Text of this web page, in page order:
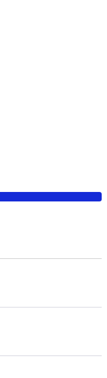
été résolus sur le